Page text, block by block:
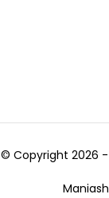
© Copyright 2026